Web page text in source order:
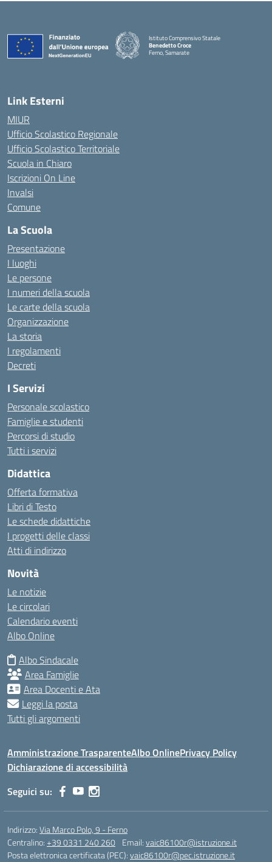
Istituto Comprensivo Statale
Benedetto Croce
Ferno, Samarate
Link Esterni
MIUR
Ufficio Scolastico Regionale
Ufficio Scolastico Territoriale
Scuola in Chiaro
Iscrizioni On Line
Invalsi
Comune
La Scuola
Presentazione
I luoghi
Le persone
I numeri della scuola
Le carte della scuola
Organizzazione
La storia
I regolamenti
Decreti
I Servizi
Personale scolastico
Famiglie e studenti
Percorsi di studio
Tutti i servizi
Didattica
Offerta formativa
Libri di Testo
Le schede didattiche
I progetti delle classi
Atti di indirizzo
Novità
Le notizie
Le circolari
Calendario eventi
Albo Online
Albo Sindacale
Area Famiglie
Area Docenti e Ata
Leggi la posta
Tutti gli argomenti
Amministrazione TrasparenteAlbo OnlinePrivacy Policy
Dichiarazione di accessibilità
Seguici su:
Indirizzo:Via Marco Polo, 9 - Ferno
Centralino:+39 0331 240 260 Email:vaic86100r@istruzione.it
Posta elettronica certificata (PEC):vaic86100r@pec.istruzione.it